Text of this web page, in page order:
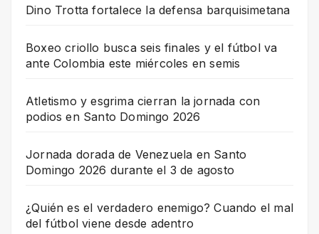
Dino Trotta fortalece la defensa barquisimetana
Boxeo criollo busca seis finales y el fútbol va
ante Colombia este miércoles en semis
Atletismo y esgrima cierran la jornada con
podios en Santo Domingo 2026
Jornada dorada de Venezuela en Santo
Domingo 2026 durante el 3 de agosto
¿Quién es el verdadero enemigo? Cuando el mal
del fútbol viene desde adentro